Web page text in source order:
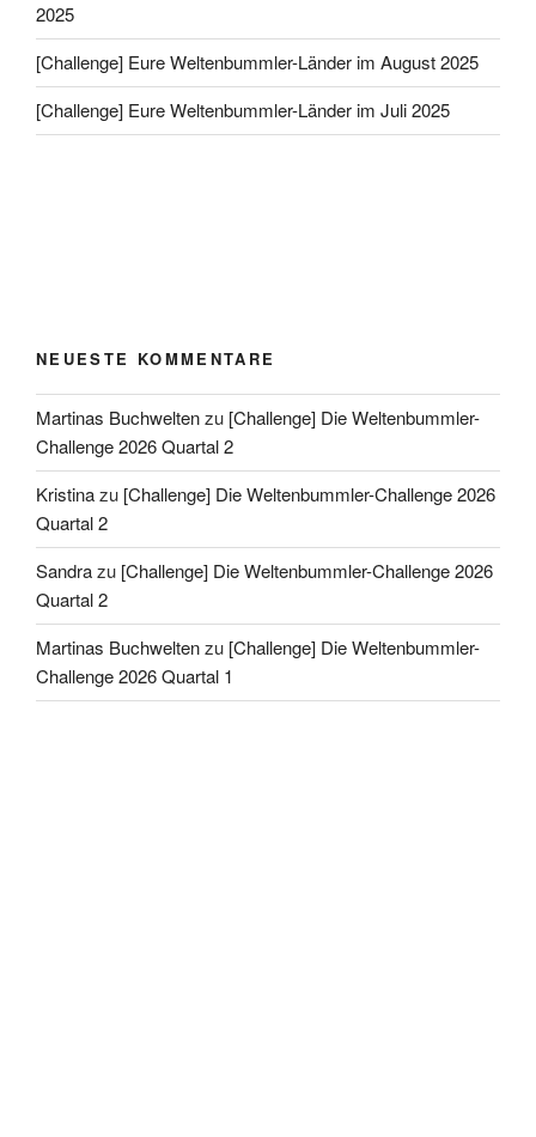
2025
[Challenge] Eure Weltenbummler-Länder im August 2025
[Challenge] Eure Weltenbummler-Länder im Juli 2025
NEUESTE KOMMENTARE
Martinas Buchweltenzu [Challenge] Die Weltenbummler-
Challenge 2026 Quartal 2
Kristinazu [Challenge] Die Weltenbummler-Challenge 2026
Quartal 2
Sandrazu [Challenge] Die Weltenbummler-Challenge 2026
Quartal 2
Martinas Buchweltenzu [Challenge] Die Weltenbummler-
Challenge 2026 Quartal 1